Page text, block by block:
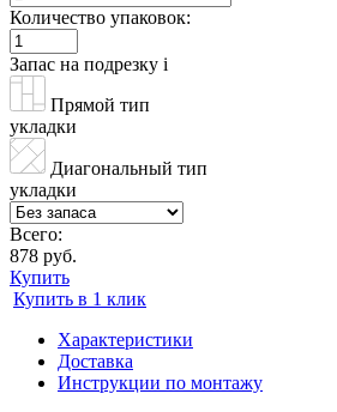
Количество упаковок:
Запас на подрезку i
Прямой тип
укладки
Диагональный тип
укладки
Всего:
878 руб.
Купить
Купить в 1 клик
Характеристики
Доставка
Инструкции по монтажу